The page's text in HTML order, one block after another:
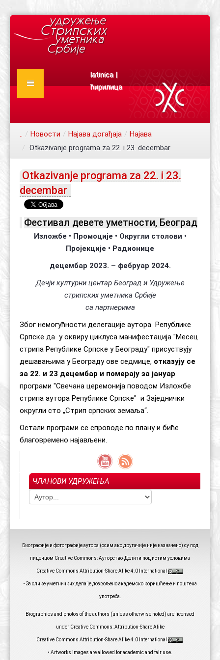
latinica|
ћирилица
.. / Новости / Најава догађаја / Најава
/ Otkazivanje programa za 22. i 23. decembar
Otkazivanje programa za 22. i 23.
decembar
Фестивал девете уметности, Београд
Изложбе • Промоције • Округли столови •
Пројекције • Радионице
децембар 2023. – фебруар 2024.
Дечји културни центар Београд и Удружење
стрипских уметника Србије
са партнерима
Због немогућности делегације аутора Републике
Српске да у оквиру циклуса манифестација "Месец
стрипа Републике Српске у Београду" присуствују
дешавањима у Београду ове седмице, отказују се
за 22. и 23 децембар и померају за јануар
програми "Свечана церемонија поводом Изложбе
стрипа аутора Републике Српске" и Заједнички
округли сто „Стрип српских земаља“.
Остали програми се спроводе по плану и биће
благовремено најављени.
ЧЛАНОВИ УДРУЖЕЊА
Биографије и фотографије аутора (осим ако другачије није назначено) су под
лиценцом Creative Commons: Ауторство-Делити под истим условима
Creative Commons Attribution-Share Alike 4.0 International
• За слике уметничких дела је дозвољено академско коришћење и поштена
употреба.
Biographies and photos of the authors (unless otherwise noted) are licensed
under Creative Commons: Attribution-Share Alike
Creative Commons Attribution-Share Alike 4.0 International
• Artworks images are allowed for academic and fair use.
Почетна
Новости
Ауторски текстови
Издања
Документа
Статут
Чланови
Хол славе
Контакт